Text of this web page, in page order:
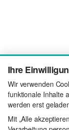
Ihre
Wir verwenden
funktionale Inhalte
werden erst
Mit „Alle